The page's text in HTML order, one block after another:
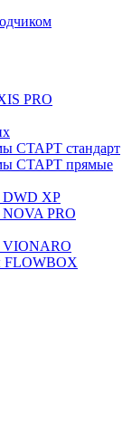
PRO
СТАРТ стандарт
СТАРТ прямые
XP
PRO
VIONARO
FLOWBOX